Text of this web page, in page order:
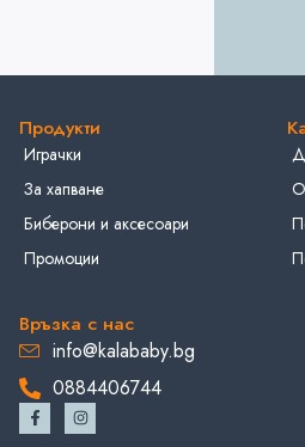
Продукти
Играчки
За хапване
Биберони и аксесоари
Промоции
Връзка с нас
info@kalababy.bg
0884406744